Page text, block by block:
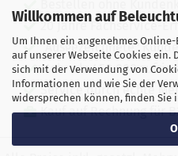
Willkommen auf
Um Ihnen ein angenehmes
auf unserer Webseite Cookies ein.
sich mit der Verwendung von
Informationen und wie Sie der
widersprechen können, finden Sie
20 Jahre Fachservice-
"Ausgezeichnete"
Mehr als 450.000
Service durch echte
Kauf auf Rechnung für